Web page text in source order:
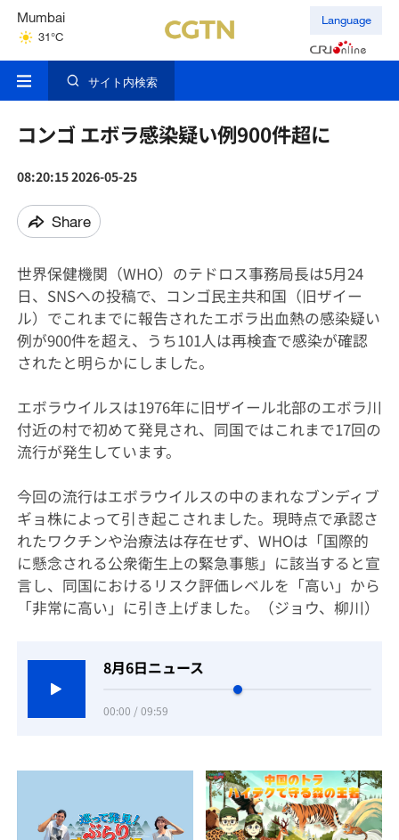
Mumbai
31°C
Kuala Lumpur
Singapore
Language
サイト内検索
コンゴ エボラ感染疑い例900件超に
08:20:15 2026-05-25
Share
世界保健機関（WHO）のテドロス事務局長は5月24
日、SNSへの投稿で、コンゴ民主共和国（旧ザイー
ル）‌でこれまでに報告されたエボラ出血熱の感染疑い
例が900件を超え、うち101人は再検査で感染が確認
されたと明らかにしました。
エボラウイルスは1976年に旧ザイール北部のエボラ川
付近の村で初めて発見され、同国ではこれまで17回の
流行が発生しています。
今回の流行はエボラウイルスの中のまれなブンディブ
ギョ株によって引き起こされました。現時点で承認さ
れたワクチンや治療法は存在せず、WHOは「国際的
に懸念される公衆衛生上の緊急事態」に該当すると宣
言し、同国におけるリスク評価レベルを「高い」から
「非常に高い」に引き上げました。（ジョウ、柳川）
8月6日ニュース
00:00 / 09:59